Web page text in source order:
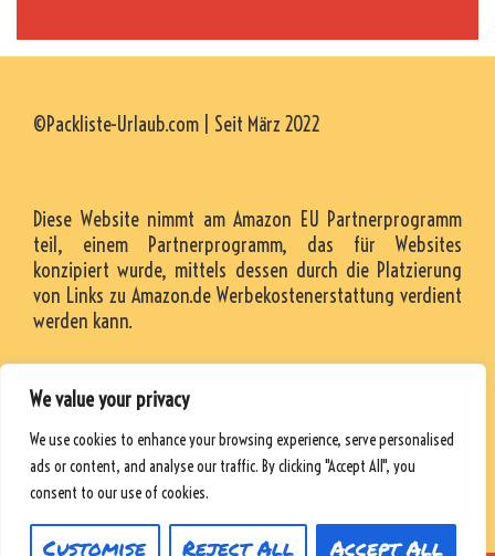
We value your privacy
We use cookies to enhance your browsing experience, serve personalised
ads or content, and analyse our traffic. By clicking "Accept All", you
consent to our use of cookies.
Customise Reject All Accept All
©Packliste-Urlaub.com | Seit März 2022
Diese Website nimmt am Amazon EU Partnerprogramm
teil, einem Partnerprogramm, das für Websites
konzipiert wurde, mittels dessen durch die Platzierung
von Links zu Amazon.de Werbekostenerstattung verdient
werden kann.
RESSOURCEN
DATENSCHUTZRICHTLINIE